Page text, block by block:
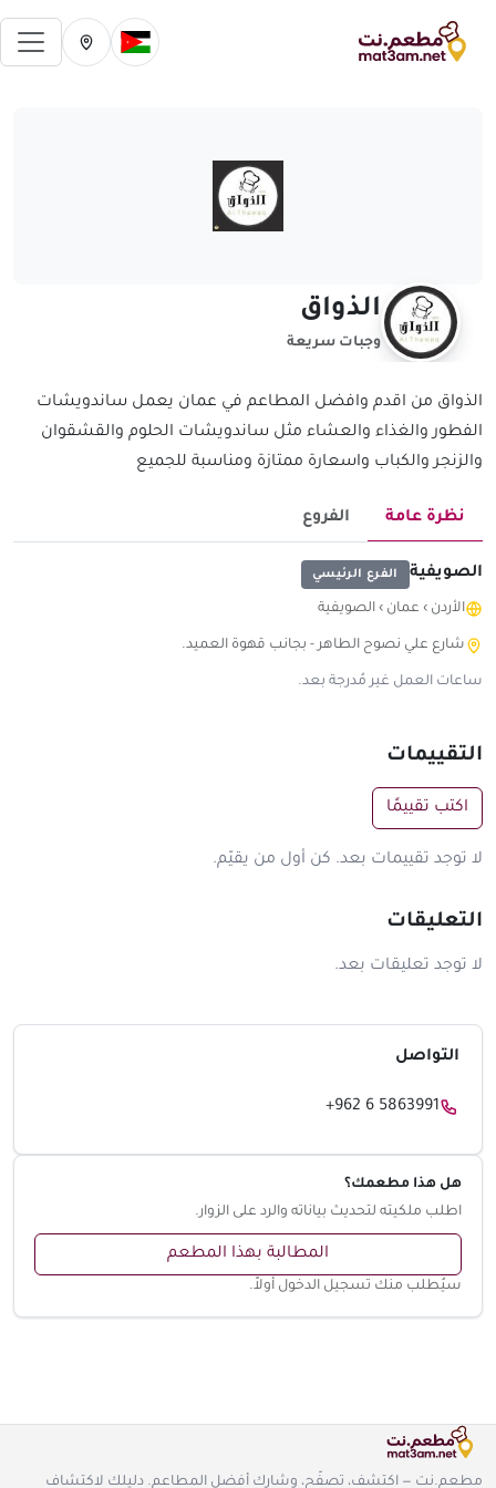
تغيير الدولة الحالية
تغيير المدينة
الذواق
وجبات سريعة
الذواق من اقدم وافضل المطاعم في عمان يعمل ساندويشات
الفطور والغذاء والعشاء مثل ساندويشات الحلوم والقشقوان
والزنجر والكباب واسعارة ممتازة ومناسبة للجميع
نظرة عامة الفروع
الصويفية الفرع الرئيسي
الأردن › عمان › الصويفية
شارع علي نصوح الطاهر - بجانب قهوة العميد.
ساعات العمل غير مُدرجة بعد.
التقييمات
اكتب تقييمًا
لا توجد تقييمات بعد. كن أول من يقيّم.
التعليقات
لا توجد تعليقات بعد.
التواصل
+962 6 5863991
هل هذا مطعمك؟
اطلب ملكيته لتحديث بياناته والرد على الزوار.
المطالبة بهذا المطعم
سيُطلب منك تسجيل الدخول أولاً.
مطعم.نت — اكتشف، تصفّح، وشارك أفضل المطاعم. دليلك لاكتشاف